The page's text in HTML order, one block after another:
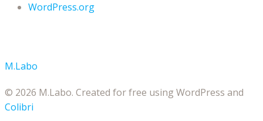
WordPress.org
M.Labo
© 2026 M.Labo. Created for free using WordPress and
Colibri